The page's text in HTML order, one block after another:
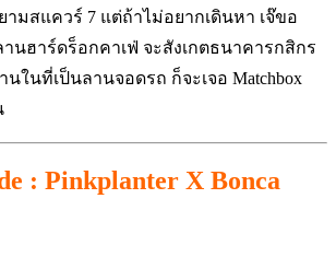
มสแควร์ 7 แต่ถ้าไม่อยากเดินหา เจ๊ขอ
นฮาร์ดร็อกคาเฟ่ จะสังเกตธนาคารกสิกร
ในที่เป็นลานจอดรถ ก็จะเจอ Matchbox
: Pinkplanter X Bonca